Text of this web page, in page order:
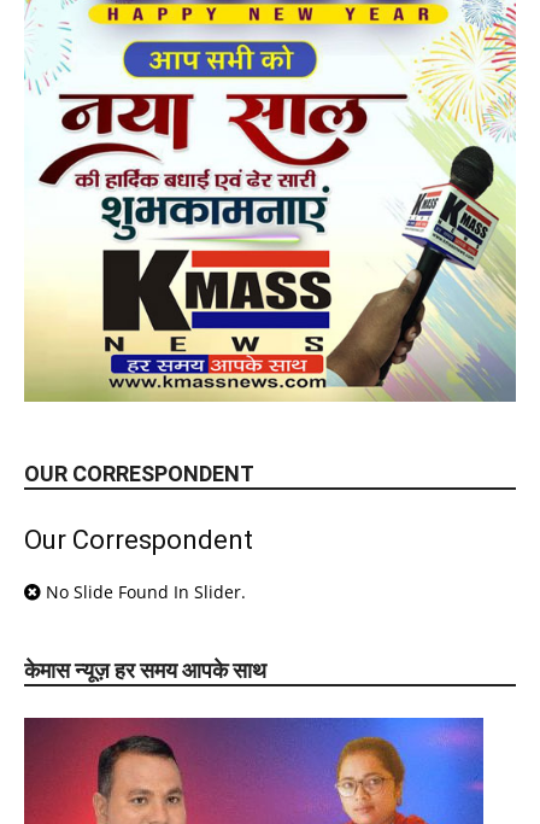
OUR CORRESPONDENT
Our Correspondent
No Slide Found In Slider.
केमास न्यूज़ हर समय आपके साथ